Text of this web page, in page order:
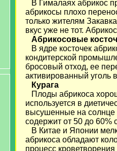
В Гималаях абрикос
абрикосы плохо
только жителям
вкус уже не тот.
Абрикосовые
В ядре косточек
кондитерской
бросовый отход, ее
активированный уголь
Курага
Плоды абрикоса
используется в
высушенные на солнце
содержит от 50 до 60%
В Китае и Японии
абрикоса обладают
процесс